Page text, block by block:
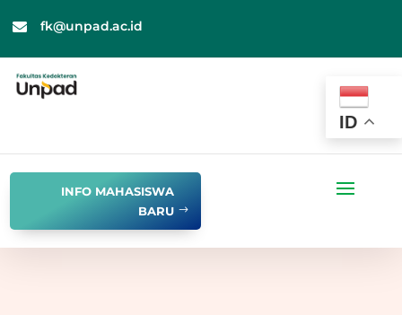
 fk@unpad.ac.id
ID
INFO MAHASISWA
BARU